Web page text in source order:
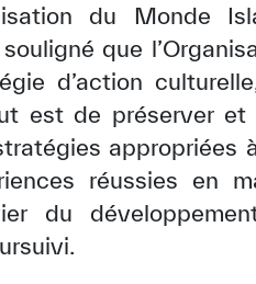
du Monde
que
d’action
est de préserver
appropriées
réussies en
du